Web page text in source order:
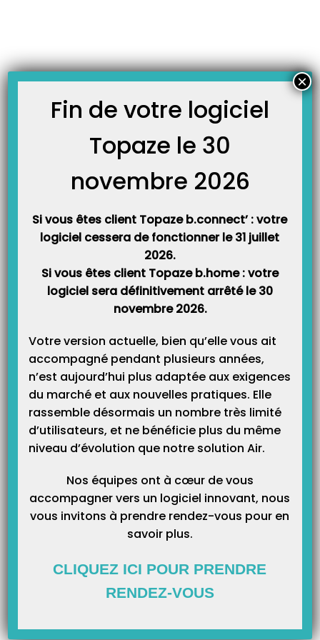
Principe : Effectuer un acte isolé à domicile avec le lecteur Vital Act 3S?
appuyer sur la touche « Val » ou la flèche verte de droite du lecteur.…
Catégories
Fin de votre logiciel
Topaze le 30
novembre 2026
Si vous êtes client Topaze b.connect’ : votre
logiciel cessera de fonctionner le 31 juillet
2026.
Si vous êtes client Topaze b.home : votre
logiciel sera définitivement arrêté le 30
novembre 2026.
Votre version actuelle, bien qu’elle vous ait
accompagné pendant plusieurs années,
n’est aujourd’hui plus adaptée aux exigences
du marché et aux nouvelles pratiques. Elle
rassemble désormais un nombre très limité
d’utilisateurs, et ne bénéficie plus du même
niveau d’évolution que notre solution Air.
Nos équipes ont à cœur de vous
accompagner vers un logiciel innovant, nous
vous invitons à prendre rendez-vous pour en
savoir plus.
CLIQUEZ ICI POUR PRENDRE
RENDEZ-VOUS
×